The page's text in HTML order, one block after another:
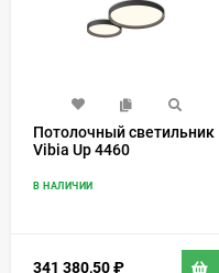
Потолочный светильник
Vibia Up 4460
В НАЛИЧИИ
341 380,50₽